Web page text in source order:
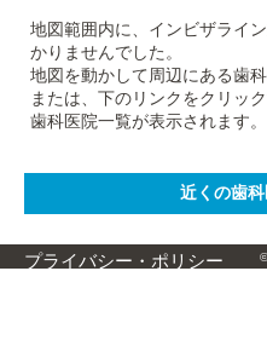
地図範囲内に、インビザライ
かりませんでした。
地図を動かして周辺にある歯
または、下のリンクをクリッ
歯科医院一覧が表示されます。
プライバシー・ポリシー